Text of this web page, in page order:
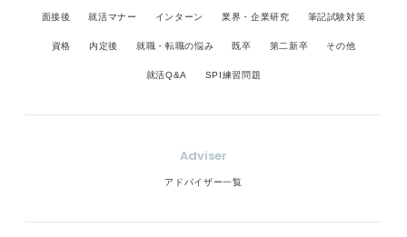
面接後 就活マナー インターン 業界・企業研究 筆記試験対策
資格 内定後 就職・転職の悩み 既卒 第二新卒 その他
就活Q&A SPI練習問題
Adviser
アドバイザー一覧